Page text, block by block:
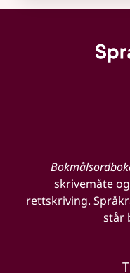
skrivemåte
rettskriving.
står